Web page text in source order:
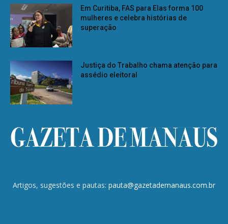
Em Curitiba, FAS para Elas forma 100
mulheres e celebra histórias de
superação
Justiça do Trabalho chama atenção para
assédio eleitoral
Artigos, sugestões e pautas: pauta@gazetademanaus.com.br